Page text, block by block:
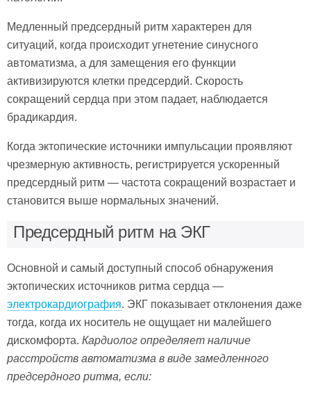
Медленный предсердный ритм характерен для
ситуаций, когда происходит угнетение синусного
автоматизма, а для замещения его функции
активизируются клетки предсердий. Скорость
сокращений сердца при этом падает, наблюдается
брадикардия.
Когда эктопические источники импульсации проявляют
чрезмерную активность, регистрируется ускоренный
предсердный ритм — частота сокращений возрастает и
становится выше нормальных значений.
Предсердный ритм на ЭКГ
Основной и самый доступный способ обнаружения
эктопических источников ритма сердца —
электрокардиография. ЭКГ показывает отклонения даже
тогда, когда их носитель не ощущает ни малейшего
дискомфорта. Кардиолог определяет наличие
расстройств автоматизма в виде замедленного
предсердного ритма, если: